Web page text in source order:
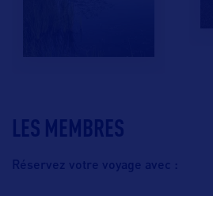
LES MEMBRES
Réservez votre voyage avec :